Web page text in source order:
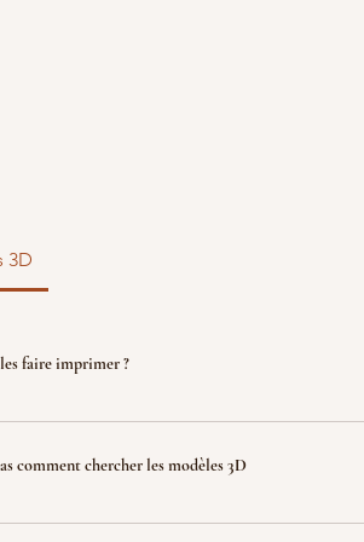
3D
faire imprimer ?
d'un fichier 3D ? faites le nous
propriété intellectuelle.
comment chercher les modèles 3D
nous ce que vous recherchez (jeux,